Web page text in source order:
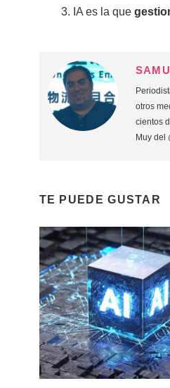
IA es la que
otros
cientos
Muy del
TE PUEDE GUSTAR